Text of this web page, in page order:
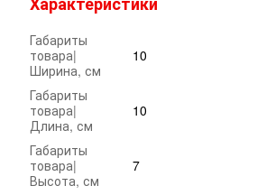
Габариты
товара|
Ширина, см
10
Габариты
товара|
Длина, см
10
Габариты
товара|
Высота, см
7